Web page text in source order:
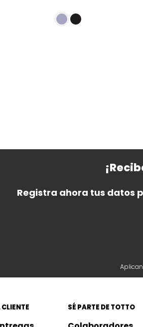
Registra ahora tus datos
SÉ PARTE DE TOTTO